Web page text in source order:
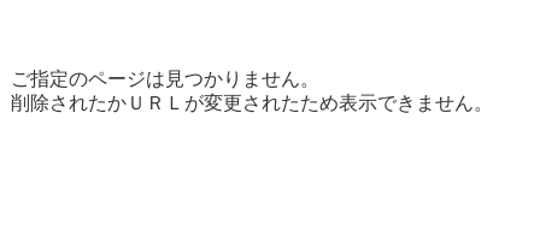
ご指定のページは見つかりません。
削除されたかＵＲＬが変更されたため表示できません。